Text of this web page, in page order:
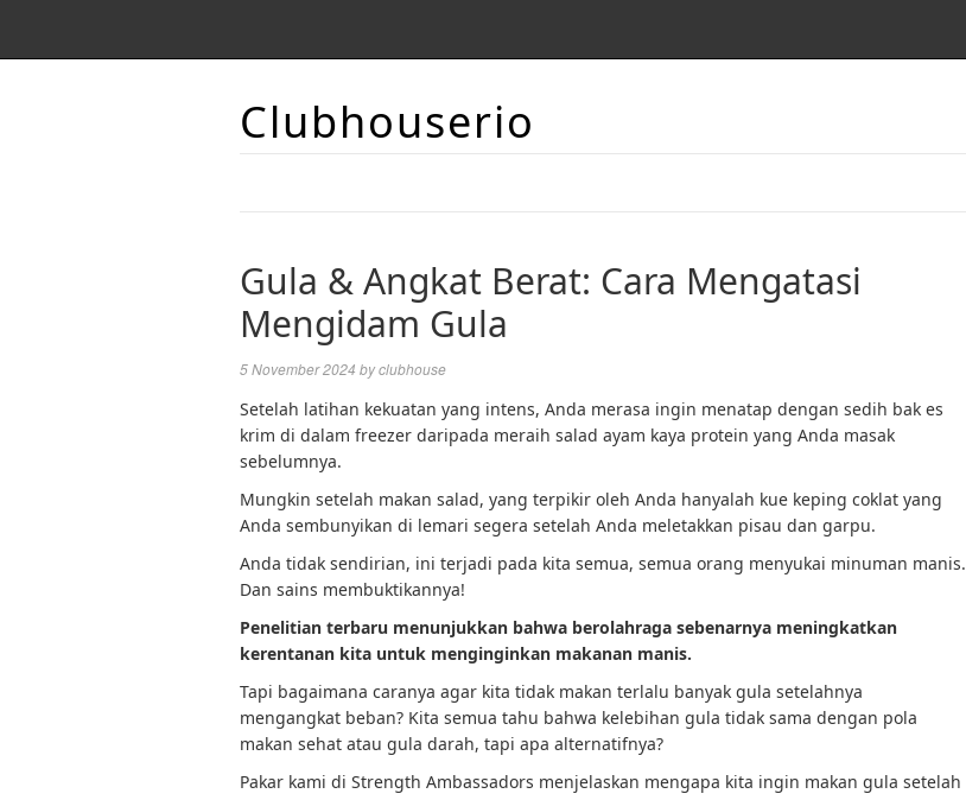
Clubhouserio
Gula & Angkat Berat: Cara Mengatasi
Mengidam Gula
5 November 2024 byclubhouse
Setelah latihan kekuatan yang intens, Anda merasa ingin menatap dengan sedih bak es
krim di dalam freezer daripada meraih salad ayam kaya protein yang Anda masak
sebelumnya.
Mungkin setelah makan salad, yang terpikir oleh Anda hanyalah kue keping coklat yang
Anda sembunyikan di lemari segera setelah Anda meletakkan pisau dan garpu.
Anda tidak sendirian, ini terjadi pada kita semua, semua orang menyukai minuman manis.
Dan sains membuktikannya!
Penelitian terbaru menunjukkan bahwa berolahraga sebenarnya meningkatkan
kerentanan kita untuk menginginkan makanan manis.
Tapi bagaimana caranya agar kita tidak makan terlalu banyak gula setelahnya
mengangkat beban? Kita semua tahu bahwa kelebihan gula tidak sama dengan pola
makan sehat atau gula darah, tapi apa alternatifnya?
Pakar kami di Strength Ambassadors menjelaskan mengapa kita ingin makan gula setelah